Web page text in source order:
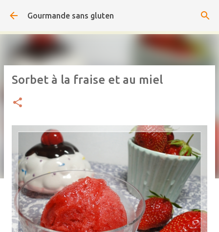
Accéder au contenu principal
Gourmande sans gluten
Sorbet à la fraise et au miel